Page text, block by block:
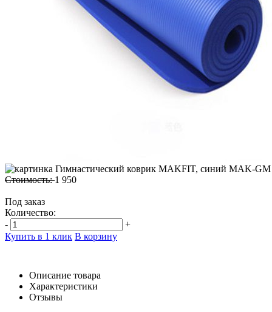
Стоимость:1 950
Под заказ
Количество:
-
+
Купить в 1 клик В корзину
Описание товара
Характеристики
Отзывы